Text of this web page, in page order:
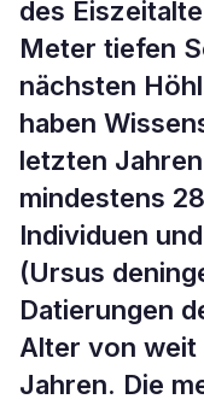
des
Meter tiefen
nächsten
haben
letzten
mindestens
Individuen
(Ursus
Datierungen
Alter von weit
Jahren. Die